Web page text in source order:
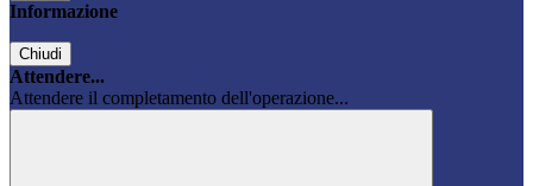
Informazione
Chiudi
Attendere...
Attendere il completamento dell'operazione...